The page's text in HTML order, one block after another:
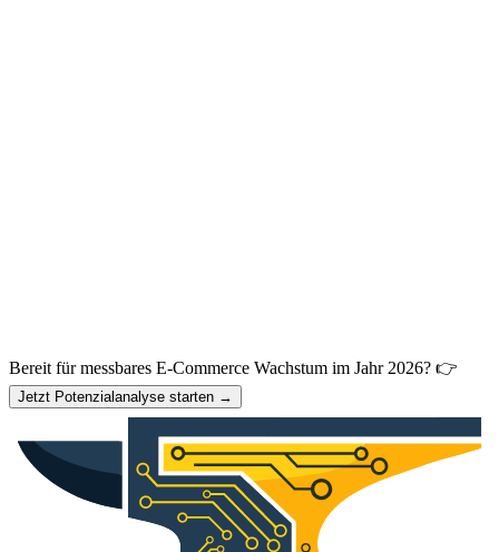
Bereit für messbares E-Commerce Wachstum im Jahr 2026? 👉
Jetzt Potenzialanalyse starten →